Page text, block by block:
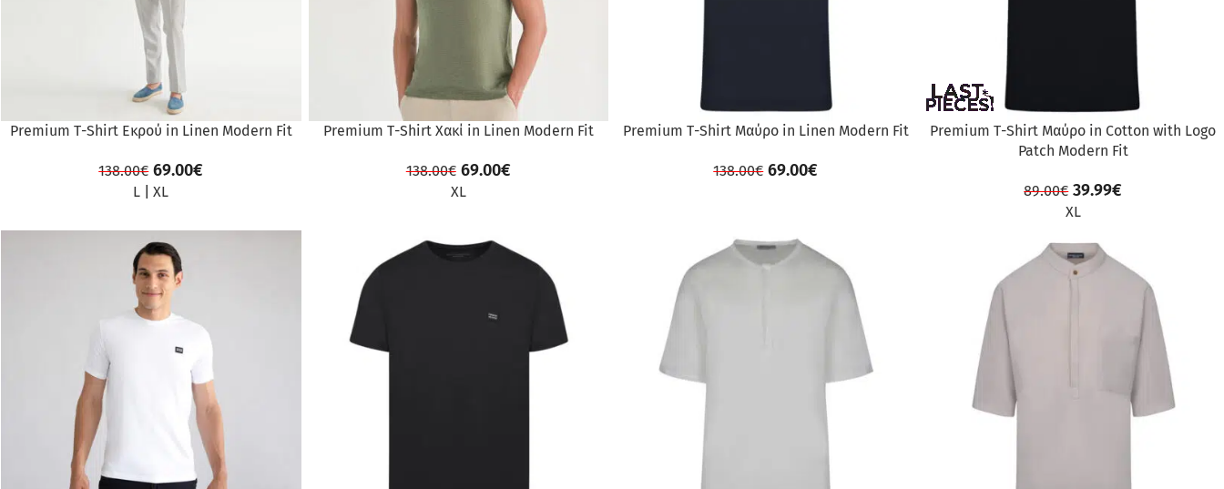
Premium Τ-Shirt Εκρού in Linen Modern Fit
138.00€ 69.00€
L |XL
Premium Τ-Shirt Χακί in Linen Modern Fit
138.00€ 69.00€
XL
Premium Τ-Shirt Μαύρο in Linen Modern Fit
138.00€ 69.00€
Premium Τ-Shirt Μαύρο in Cotton with Logo
Patch Modern Fit
89.00€ 39.99€
XL
ΠΡΟΣΦΟΡΆ